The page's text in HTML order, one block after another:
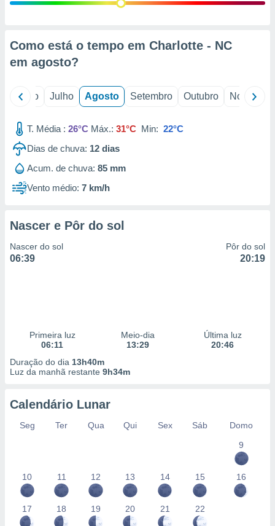
estudos
1199
Como está o tempo em Charlotte - NC
em agosto?
Junho Julho Agosto Setembro Outubro Novembro
T. Média : 26°C Máx.: 31°C Min: 22°C
Dias de chuva: 12 dias
Acum. de chuva: 85 mm
Vento médio: 7 km/h
Nascer e Pôr do sol
Nascer do sol
06:39
Pôr do sol
20:19
Primeira luz
06:11
Meio-dia
13:29
Última luz
20:46
Duração do dia 13h40m
Luz da manhã restante 9h34m
Calendário Lunar
Seg Ter Qua Qui Sex Sáb
Domo
9
10 11 12 13 14 15 16
17 18 19 20 21 22